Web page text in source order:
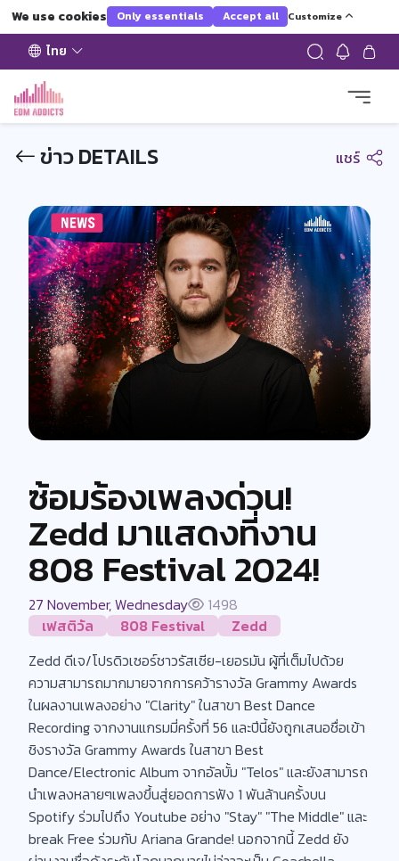
We use cookies Only essentials Accept all Customize
ไทย
ข่าว DETAILS แชร์
ซ้อมร้องเพลงด่วน!
Zedd มาแสดงที่งาน
808 Festival 2024!
27 November, Wednesday
1498
เฟสติวัล
808 Festival
Zedd
Zedd ดีเจ/โปรดิวเซอร์ชาวรัสเซีย-เยอรมัน ผู้ที่เต็มไปด้วย
ความสามารถมากมายจากการคว้ารางวัล Grammy Awards
ในผลงานเพลงอย่าง "Clarity" ในสาขา Best Dance
Recording จากงานแกรมมี่ครั้งที่ 56 และปีนี้ยังถูกเสนอชื่อเข้า
ชิงรางวัล Grammy Awards ในสาขา Best
Dance/Electronic Album จากอัลบั้ม "Telos" และยังสามารถ
นำเพลงหลายๆเพลงขึ้นสู่ยอดการฟัง 1 พันล้านครั้งบน
Spotify ร่วมไปถึง Youtube อย่าง "Stay" "The Middle" และ
break Free ร่วมกับ Ariana Grande! นอกจากนี้ Zedd ยัง